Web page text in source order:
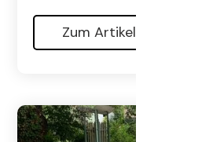
Zum Artikel